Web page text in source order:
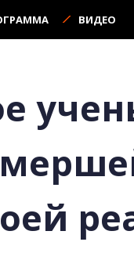
ВИДЕО